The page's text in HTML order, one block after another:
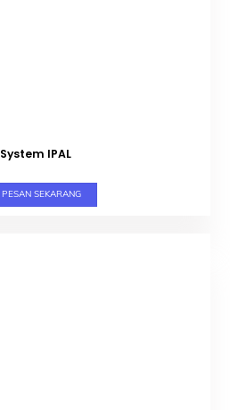
System IPAL
PESAN SEKARANG